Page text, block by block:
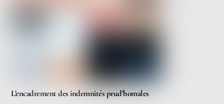
L’encadrement des indemnités prud’homales